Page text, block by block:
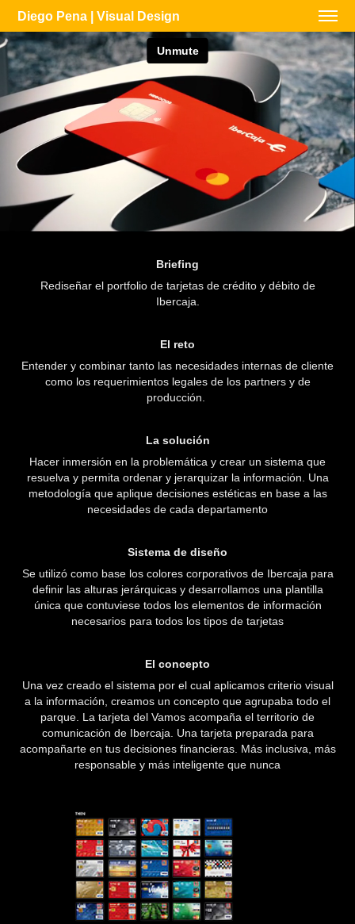
Diego Pena | Visual Design
Briefing
Rediseñar el portfolio de tarjetas de crédito y débito de
Ibercaja.
El reto
Entender y combinar tanto las necesidades internas de cliente
como los requerimientos legales de los partners y de
producción.
La solución
Hacer inmersión en la problemática y crear un sistema que
resuelva y permita ordenar y jerarquizar la información. Una
metodología que aplique decisiones estéticas en base a las
necesidades de cada departamento
Sistema de diseño
Se utilizó como base los colores corporativos de Ibercaja para
definir las alturas jerárquicas y desarrollamos una plantilla
única que contuviese todos los elementos de información
necesarios para todos los tipos de tarjetas
El concepto
Una vez creado el sistema por el cual aplicamos criterio visual
a la información, creamos un concepto que agrupaba todo el
parque. La tarjeta del Vamos acompaña el territorio de
comunicación de Ibercaja. Una tarjeta preparada para
acompañarte en tus decisiones financieras. Más inclusiva, más
responsable y más inteligente que nunca